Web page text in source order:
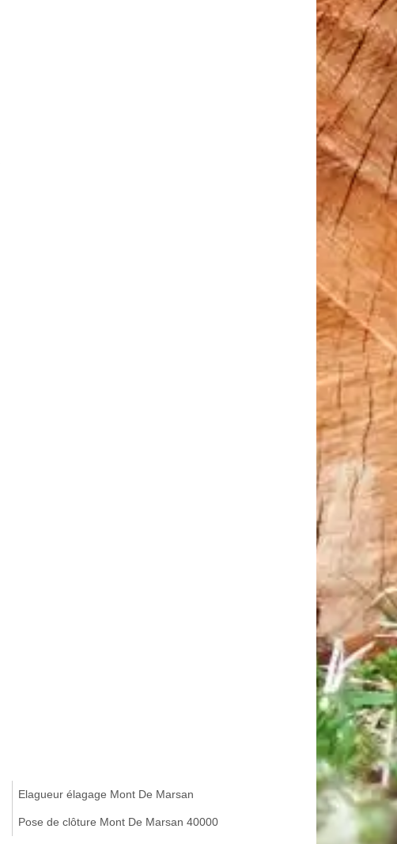
Elagueur élagage Mont De Marsan
Pose de clôture Mont De Marsan 40000